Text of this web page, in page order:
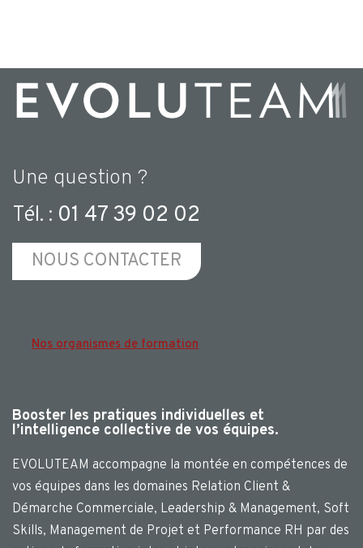
Une question ?
Tél. : 01 47 39 02 02
NOUS CONTACTER
Nos organismes de formation
Booster les pratiques individuelles et
l’intelligence collective de vos équipes.
EVOLUTEAM accompagne la montée en compétences de
vos équipes dans les domaines Relation Client &
Démarche Commerciale, Leadership & Management, Soft
Skills, Management de Projet et Performance RH par des